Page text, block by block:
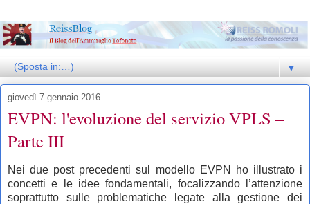
▼
giovedì 7 gennaio 2016
EVPN: l'evoluzione del servizio VPLS –
Parte III
Nei due post precedenti sul modello EVPN ho illustrato i
concetti e le idee fondamentali, focalizzando l’attenzione
soprattutto sulle problematiche legate alla gestione dei